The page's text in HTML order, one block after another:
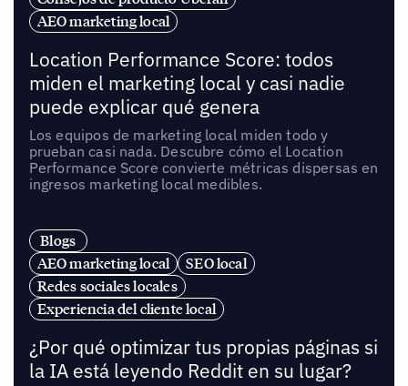
AEO marketing local
Location Performance Score: todos
miden el marketing local y casi nadie
puede explicar qué genera
Los equipos de marketing local miden todo y
prueban casi nada. Descubre cómo el Location
Performance Score convierte métricas dispersas en
ingresos marketing local medibles.
Blogs
AEO marketing local
SEO local
Redes sociales locales
Experiencia del cliente local
¿Por qué optimizar tus propias páginas si
la IA está leyendo Reddit en su lugar?